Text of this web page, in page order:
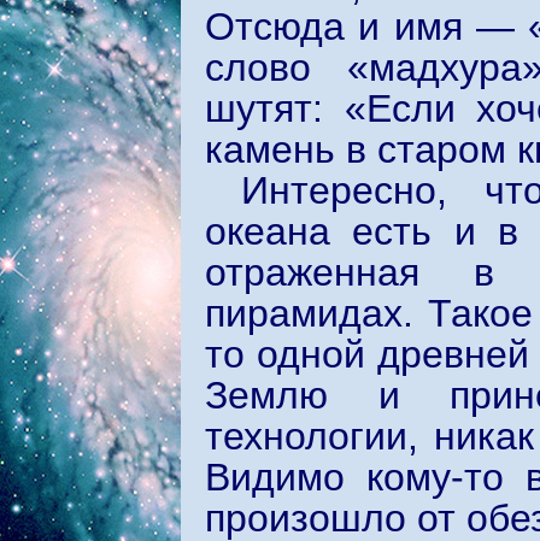
Отсюда и имя —
слово
шутят: «Если
камень в старом
Интересно,
океана есть и в
отраженная в
пирамидах.
то одной
Землю и
технологии,
Видимо кому-то
произошло от